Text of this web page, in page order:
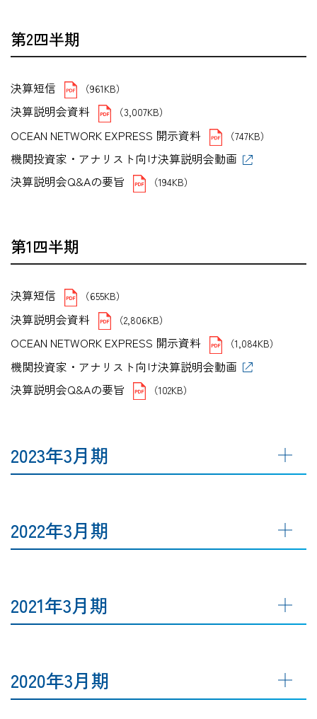
第2四半期
決算短信 （961KB）
決算説明会資料 （3,007KB）
OCEAN NETWORK EXPRESS 開示資料 （747KB）
機関投資家・アナリスト向け決算説明会動画
決算説明会Q&Aの要旨
（194KB）
第1四半期
決算短信 （655KB）
決算説明会資料 （2,806KB）
OCEAN NETWORK EXPRESS 開示資料 （1,084KB）
機関投資家・アナリスト向け決算説明会動画
決算説明会Q&Aの要旨
（102KB）
2023年3月期
2022年3月期
2021年3月期
2020年3月期